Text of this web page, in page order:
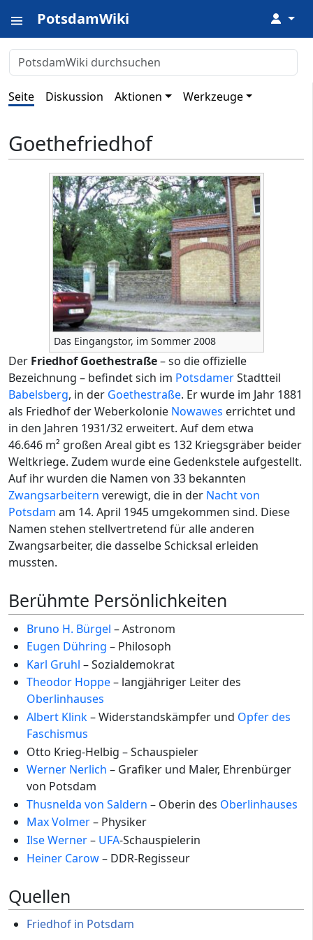
PotsdamWiki ↓
Seite Diskussion Aktionen Werkzeuge
Goethefriedhof
Das Eingangstor, im Sommer 2008
Der Friedhof Goethestraße– so die offizielle
Bezeichnung – befindet sich im PotsdamerStadtteil
Babelsberg, in der Goethestraße. Er wurde im Jahr 1881
als Friedhof der Weberkolonie Nowawes errichtet und
in den Jahren 1931/32 erweitert. Auf dem etwa
46.646 m² großen Areal gibt es 132 Kriegsgräber beider
Weltkriege. Zudem wurde eine Gedenkstele aufgestellt.
Auf ihr wurden die Namen von 33 bekannten
Zwangsarbeitern verewigt, die in der Nacht von
Potsdam am 14. April 1945 umgekommen sind. Diese
Namen stehen stellvertretend für alle anderen
Zwangsarbeiter, die dasselbe Schicksal erleiden
mussten.
Berühmte Persönlichkeiten
Bruno H. Bürgel – Astronom
Eugen Dühring – Philosoph
Karl Gruhl – Sozialdemokrat
Theodor Hoppe– langjähriger Leiter des
Oberlinhauses
Albert Klink– Widerstandskämpfer und Opfer des
Faschismus
Otto Krieg-Helbig – Schauspieler
Werner Nerlich – Grafiker und Maler, Ehrenbürger
von Potsdam
Thusnelda von Saldern – Oberin des Oberlinhauses
Max Volmer– Physiker
Ilse Werner– UFA-Schauspielerin
Heiner Carow– DDR-Regisseur
Quellen
Friedhof in Potsdam